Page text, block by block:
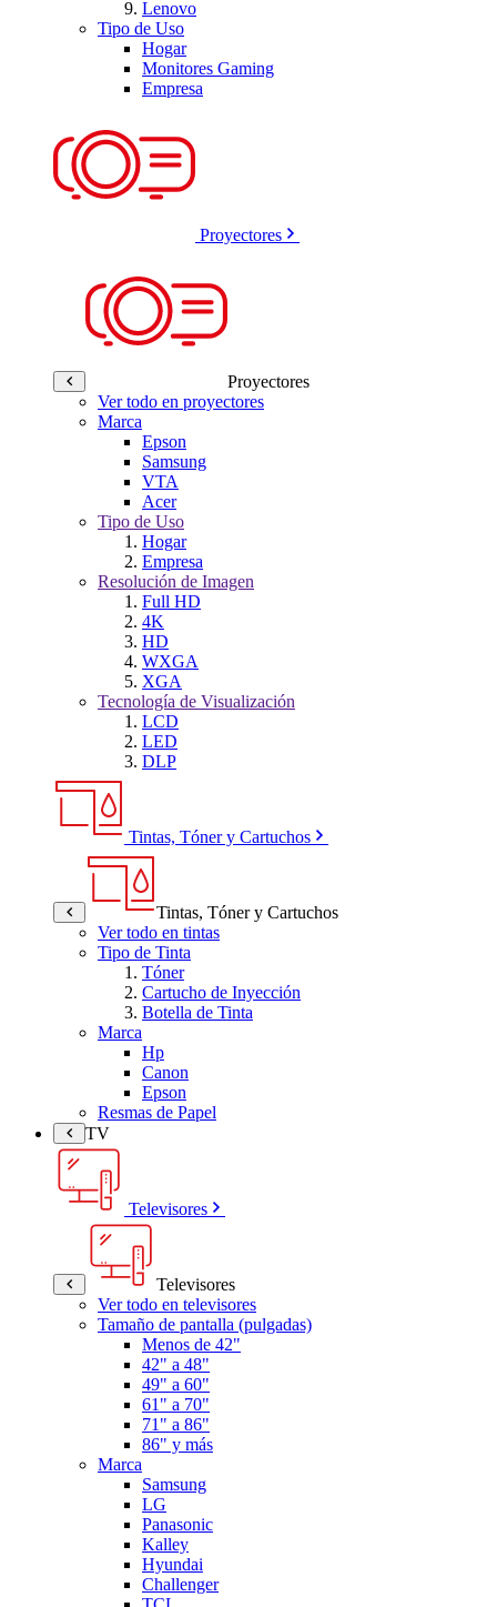
Lenovo
Tipo de Uso
Hogar
Monitores Gaming
Empresa
Proyectores
Proyectores
Ver todo en proyectores
Marca
Epson
Samsung
VTA
Acer
Tipo de Uso
Hogar
Empresa
Resolución de Imagen
Full HD
4K
HD
WXGA
XGA
Tecnología de Visualización
LCD
LED
DLP
Tintas, Tóner y Cartuchos
Tintas, Tóner y Cartuchos
Ver todo en tintas
Tipo de Tinta
Tóner
Cartucho de Inyección
Botella de Tinta
Marca
Hp
Canon
Epson
Resmas de Papel
TV
Televisores
Televisores
Ver todo en televisores
Tamaño de pantalla (pulgadas)
Menos de 42"
42" a 48"
49" a 60"
61" a 70"
71" a 86"
86" y más
Marca
Samsung
LG
Panasonic
Kalley
Hyundai
Challenger